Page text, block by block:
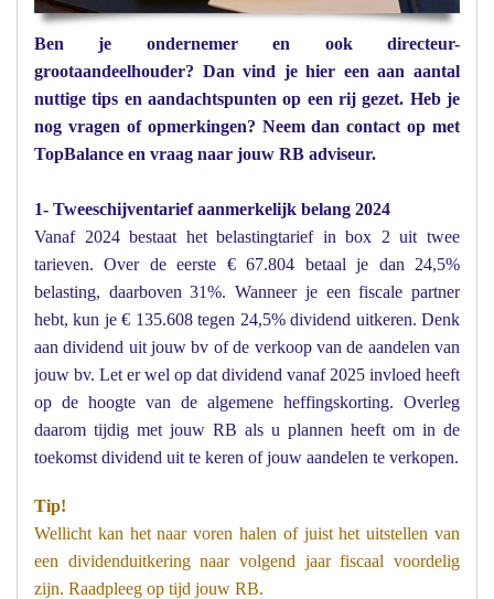
Ben je ondernemer en ook directeur-
grootaandeelhouder? Dan vind je hier een aan aantal
nuttige tips en aandachtspunten op een rij gezet. Heb je
nog vragen of opmerkingen? Neem dan contact op met
TopBalance en vraag naar jouw RB adviseur.
1- Tweeschijventarief aanmerkelijk belang 2024
Vanaf 2024 bestaat het belastingtarief in box 2 uit twee
tarieven. Over de eerste € 67.804 betaal je dan 24,5%
belasting, daarboven 31%. Wanneer je een fiscale partner
hebt, kun je € 135.608 tegen 24,5% dividend uitkeren. Denk
aan dividend uit jouw bv of de verkoop van de aandelen van
jouw bv. Let er wel op dat dividend vanaf 2025 invloed heeft
op de hoogte van de algemene heffingskorting. Overleg
daarom tijdig met jouw RB als u plannen heeft om in de
toekomst dividend uit te keren of jouw aandelen te verkopen.
Tip!
Wellicht kan het naar voren halen of juist het uitstellen van
een dividenduitkering naar volgend jaar fiscaal voordelig
zijn. Raadpleeg op tijd jouw RB.